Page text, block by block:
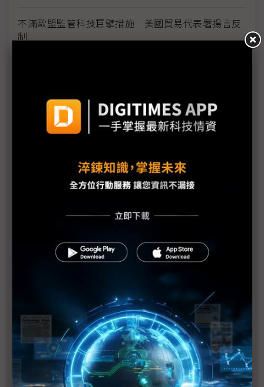
不滿歐盟監管科技巨擘措施 美國貿易代表署揚言反
制
馬來西亞納管社群平台 不排除禁止16歲以下青少年
抗衡美國量子運算競爭 加拿大加碼投資挽留在地企
NVIDIA H200、中製AI晶片可分工 分析稱可助推中
AI吃電怪獸催生專屬電廠 燃料電池、SMR有望解
AIDC缺電困局？
NB淡旺季連兩年大亂 宏碁陳俊聖：記憶體搶料難、
商務機報價更難